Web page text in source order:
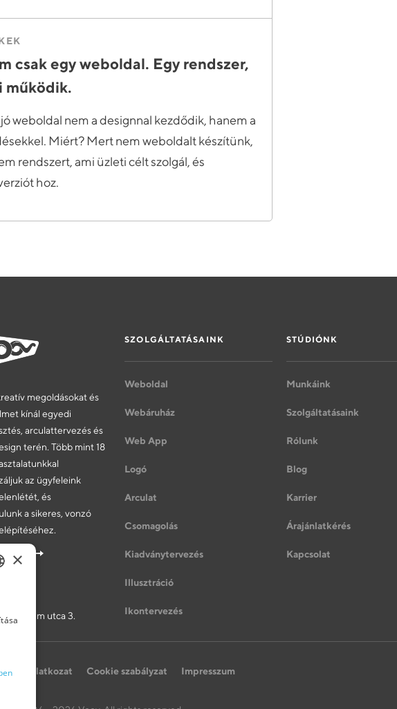
csak egy weboldal. Egy rendszer,
működik.
weboldal nem a designnal kezdődik, hanem a
Miért? Mert nem weboldalt készítünk,
rendszert, ami üzleti célt szolgál, és
hoz.
megoldásokat és
kínál egyedi
arculattervezés és
terén. Több mint 18
az ügyfeleink
és
a sikeres, vonzó
Bem utca 3.
SZOLGÁLTATÁSAINK
Weboldal
Webáruház
Web App
Logó
Arculat
Csomagolás
Kiadványtervezés
Illusztráció
Ikontervezés
STÚDIÓNK
Munkáink
Szolgáltatásaink
Rólunk
Blog
Karrier
Árajánlatkérés
Kapcsolat
nyilatkozat Cookie szabályzat Impresszum
×